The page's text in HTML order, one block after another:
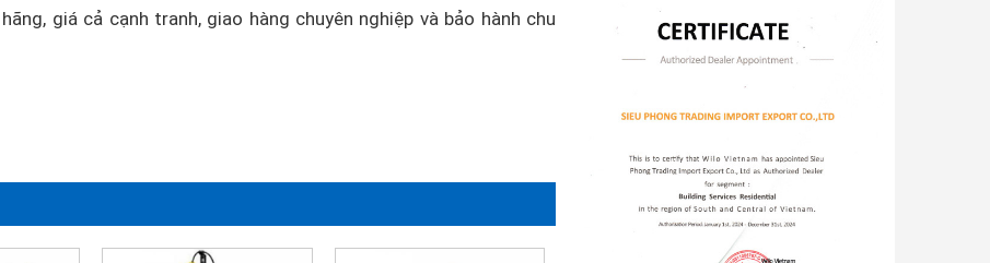
giá cả cạnh tranh, giao hàng chuyên nghiệp và bảo hành chu